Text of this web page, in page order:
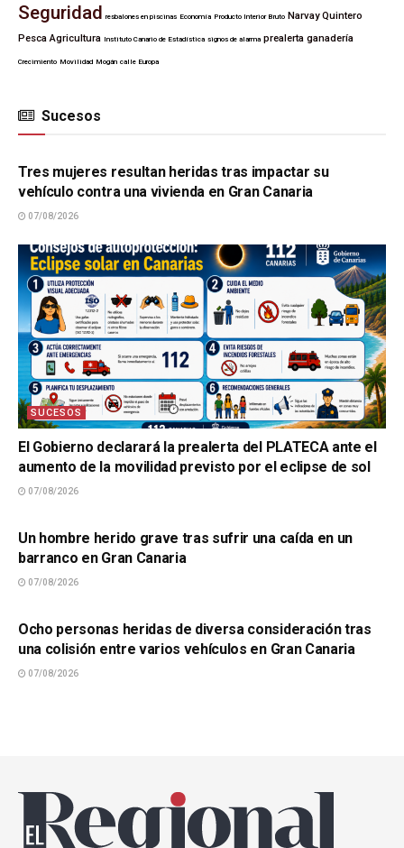
Seguridad resbalones en piscinas Economía Producto Interior Bruto Narvay Quintero
Pesca Agricultura Instituto Canario de Estadística signos de alarma prealerta ganadería
Crecimiento Movilidad Mogán calle Europa
Sucesos
SUCESOS
Tres mujeres resultan heridas tras impactar su
vehículo contra una vivienda en Gran Canaria
07/08/2026
SUCESOS
El Gobierno declarará la prealerta del PLATECA ante el
aumento de la movilidad previsto por el eclipse de sol
07/08/2026
Un hombre herido grave tras sufrir una caída en un
barranco en Gran Canaria
07/08/2026
Ocho personas heridas de diversa consideración tras
una colisión entre varios vehículos en Gran Canaria
07/08/2026